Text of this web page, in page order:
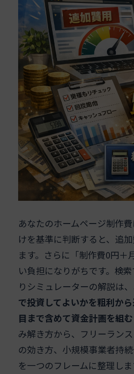
あなたのホームページ制作
けを基準に判断すると、追
ます。さらに「制作費0円
い負担になりがちです。検
りシミュレーターの解説は
で投資してよいかを粗利か
目まで含めて資金計画を組
み解き方から、フリーラン
の効き方、小規模事業者持
を一つのフレームに整理し